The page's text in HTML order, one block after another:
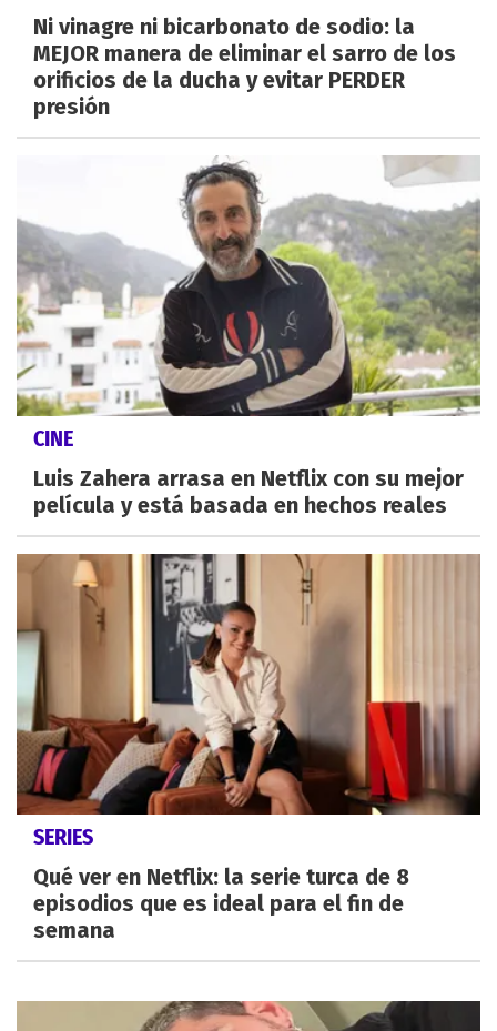
Ni vinagre ni bicarbonato de sodio: la
MEJOR manera de eliminar el sarro de los
orificios de la ducha y evitar PERDER
presión
CINE
Luis Zahera arrasa en Netflix con su mejor
película y está basada en hechos reales
SERIES
Qué ver en Netflix: la serie turca de 8
episodios que es ideal para el fin de
semana